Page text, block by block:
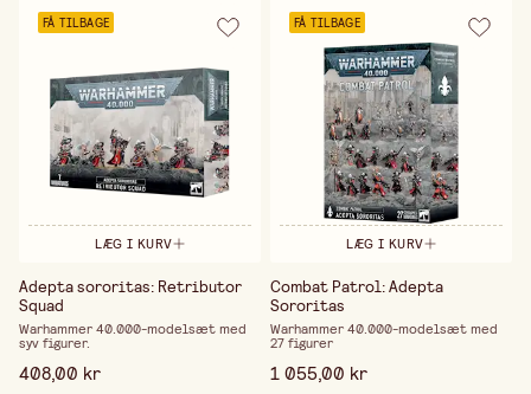
FÅ TILBAGE
LÆG I KURV
Adepta sororitas: Retributor
Squad
Warhammer 40.000-modelsæt med
syv figurer.
408,00 kr
FÅ TILBAGE
LÆG I KURV
Combat Patrol: Adepta
Sororitas
Warhammer 40.000-modelsæt med
27 figurer
1 055,00 kr